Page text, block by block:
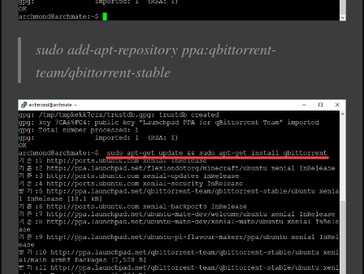
sudo add-apt-repository ppa:qbittorrent-
team/qbittorrent-stable